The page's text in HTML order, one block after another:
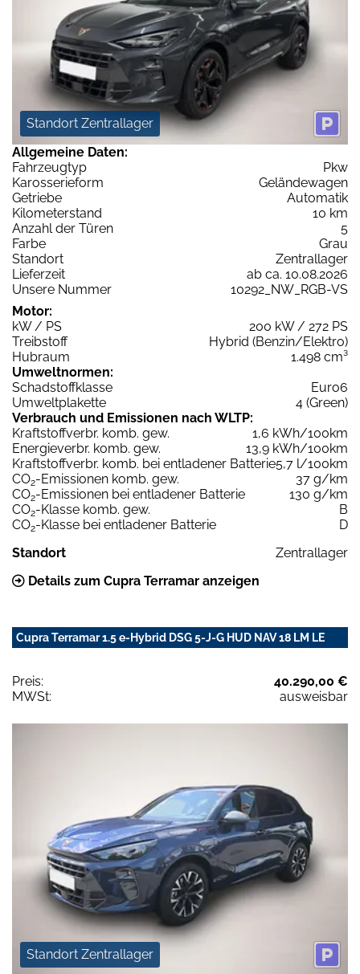
Standort Zentrallager
Allgemeine Daten:
Fahrzeugtyp
Pkw
Karosserieform
Geländewagen
Getriebe
Automatik
Kilometerstand
10 km
Anzahl der Türen
5
Farbe
Grau
Standort
Zentrallager
Lieferzeit
ab ca. 10.08.2026
Unsere Nummer
10292_NW_RGB-VS
Motor:
kW / PS
200 kW / 272 PS
Treibstoff
Hybrid (Benzin/Elektro)
Hubraum
1.498 cm³
Umweltnormen:
Schadstoffklasse
Euro6
Umweltplakette
4 (Green)
Verbrauch und Emissionen nach WLTP:
Kraftstoffverbr. komb. gew.
1,6 kWh/100km
Energieverbr. komb. gew.
13,9 kWh/100km
Kraftstoffverbr. komb. bei entladener Batterie5,7 l/100km
CO2-Emissionen komb. gew.
37 g/km
CO2-Emissionen bei entladener Batterie
130 g/km
CO2-Klasse komb. gew.
B
CO2-Klasse bei entladener Batterie
D
Standort
Zentrallager
Details zum Cupra Terramar anzeigen
Cupra Terramar 1.5 e-Hybrid DSG 5-J-G HUD NAV 18 LM LE
Preis:
40.290,00 €
MWSt:
ausweisbar
Standort Zentrallager